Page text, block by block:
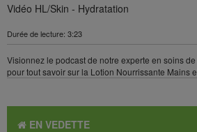
Vidéo HL/Skin - Hydratation
Durée de lecture: 3:23
Visionnez le podcast de notre experte en soins
pour tout savoir sur la Lotion Nourrissante Mains
EN VEDETTE